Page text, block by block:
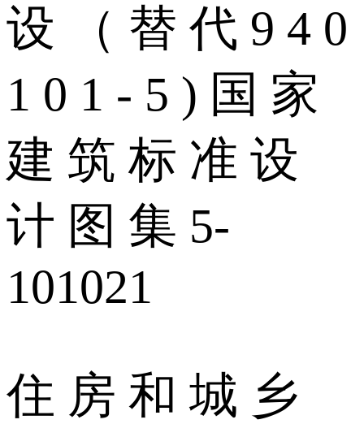
设 （ 替 代 9 4 0
1 0 1 - 5 ) 国 家
建 筑 标 准 设
计 图 集 5-
101021
住 房 和 城 乡